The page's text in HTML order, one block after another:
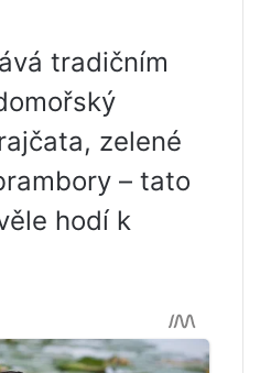
tradičním
zelené
– tato
hodí k